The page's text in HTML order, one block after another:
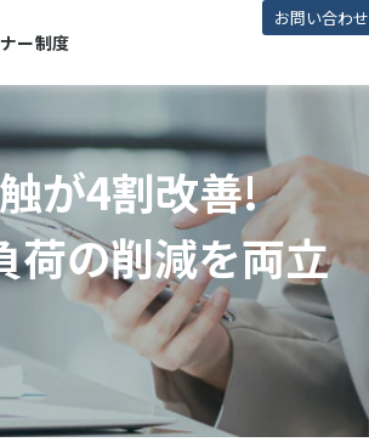
ー制度
お問い合わせ
が4割改善!
荷の削減を両立